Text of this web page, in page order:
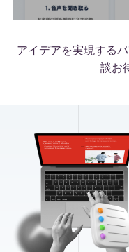
アイデアを実現する
談お